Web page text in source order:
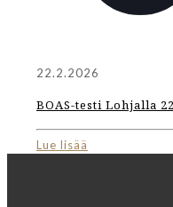
22.2.2026
BOAS-testi Lohjalla
Lue lisää